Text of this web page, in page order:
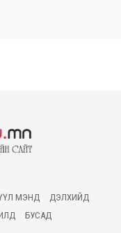
МЭНД
ДЭЛХИЙД
БУСАД